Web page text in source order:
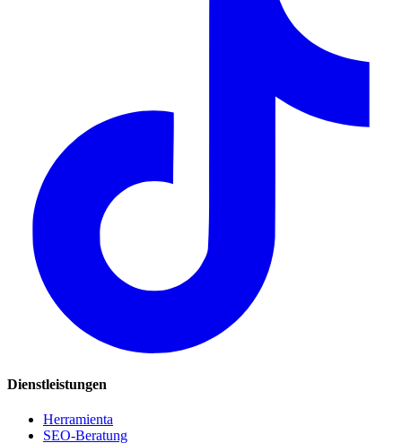
Dienstleistungen
Herramienta
SEO-Beratung